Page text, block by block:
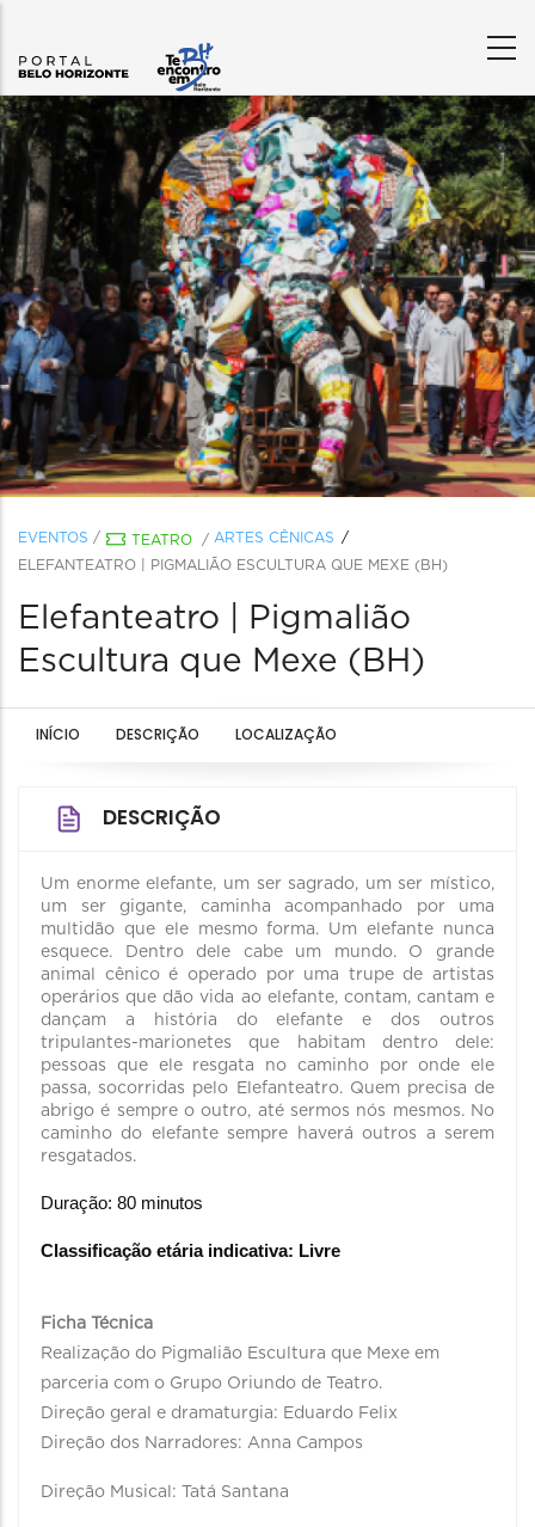
EVENTOS / TEATRO / ARTES CÊNICAS
ELEFANTEATRO | PIGMALIÃO ESCULTURA QUE MEXE (BH)
Elefanteatro | Pigmalião
Escultura que Mexe (BH)
INÍCIO DESCRIÇÃO LOCALIZAÇÃO
DESCRIÇÃO
Um enorme elefante, um ser sagrado, um ser místico,
um ser gigante, caminha acompanhado por uma
multidão que ele mesmo forma. Um elefante nunca
esquece. Dentro dele cabe um mundo. O grande
animal cênico é operado por uma trupe de artistas
operários que dão vida ao elefante, contam, cantam e
dançam a história do elefante e dos outros
tripulantes-marionetes que habitam dentro dele:
pessoas que ele resgata no caminho por onde ele
passa, socorridas pelo Elefanteatro. Quem precisa de
abrigo é sempre o outro, até sermos nós mesmos. No
caminho do elefante sempre haverá outros a serem
resgatados.
Duração: 80 minutos
Classificação etária indicativa: Livre
Ficha Técnica
Realização do Pigmalião Escultura que Mexe em
parceria com o Grupo Oriundo de Teatro.
Direção geral e dramaturgia: Eduardo Felix
Direção dos Narradores: Anna Campos
Direção Musical: Tatá Santana